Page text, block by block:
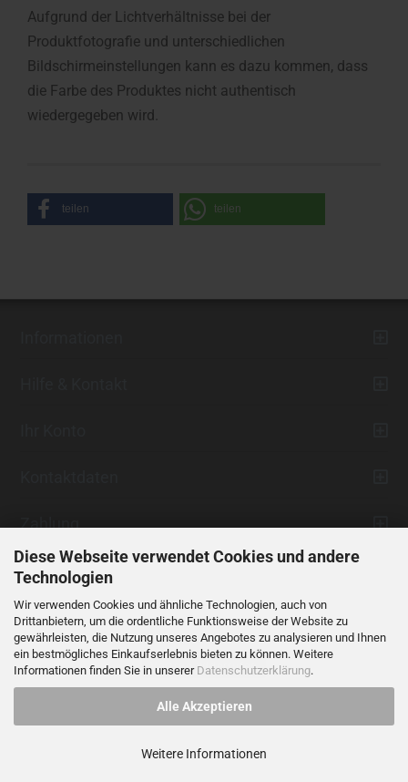
Diese Webseite verwendet Cookies und andere
Technologien
Wir verwenden Cookies und ähnliche Technologien, auch von
Drittanbietern, um die ordentliche Funktionsweise der Website zu
gewährleisten, die Nutzung unseres Angebotes zu analysieren und Ihnen
ein bestmögliches Einkaufserlebnis bieten zu können. Weitere
Informationen finden Sie in unserer Datenschutzerklärung.
Alle Akzeptieren
Weitere Informationen
Aufgrund der Lichtverhältnisse bei der
Produktfotografie und unterschiedlichen
Bildschirmeinstellungen kann es dazu kommen, dass
die Farbe des Produktes nicht authentisch
wiedergegeben wird.
teilen teilen
Zahlung
Vertrag widerrufen